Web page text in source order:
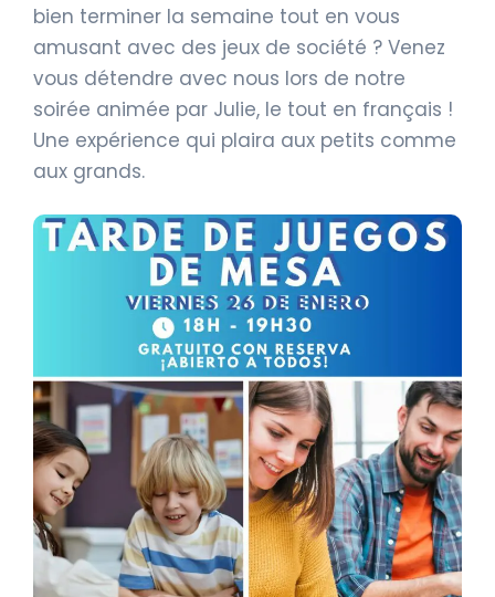
bien terminer la semaine tout en vous
amusant avec des jeux de société ? Venez
vous détendre avec nous lors de notre
soirée animée par Julie, le tout en français !
Une expérience qui plaira aux petits comme
aux grands.